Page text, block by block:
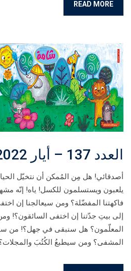
READ MORE
العدد 137 – أيار 2022
أصدقائي! هل مِن المُمكن أن نتخيّل
يلعبون ويستسلمون للكسل! ياه! إنّه
فاكهتنا المفضّلة؟ ومن سيعالجنا إن
إلى بيتِ جدّتنا إن اختفى السائقون؟!
المعلّمون؟ هل سنبقى في جهل؟! من
المشفى؟ ومن سيطبعُ الكُتُبَ والمجلات؟